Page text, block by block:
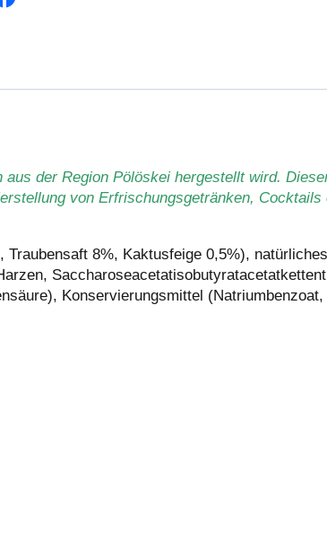
der Region Pölöskei hergestellt wird.
von Erfrischungsgetränken,
8%, Kaktusfeige 0,5%),
Konservierungsmittel